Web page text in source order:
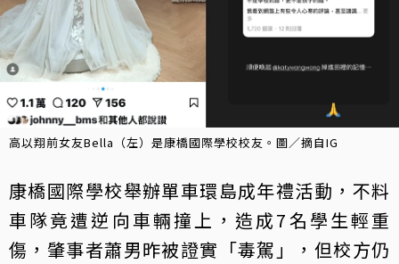
高以翔前女友Bella（左）是康橋國際學校校友。圖／摘自IG
康橋國際學校舉辦單車環島成年禮活動，不料
車隊竟遭逆向車輛撞上，造成7名學生輕重
傷，肇事者蕭男昨被證實「毒駕」，但校方仍